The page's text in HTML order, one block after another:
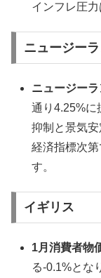
インフレ圧力
ニュージー
ニュージー
通り4.25%に
抑制と景気
経済指標次
す。
イギリス
1月消費者物
る-0.1%とな